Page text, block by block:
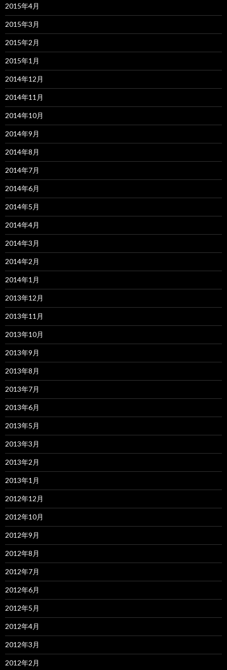
2015年4月
2015年3月
2015年2月
2015年1月
2014年12月
2014年11月
2014年10月
2014年9月
2014年8月
2014年7月
2014年6月
2014年5月
2014年4月
2014年3月
2014年2月
2014年1月
2013年12月
2013年11月
2013年10月
2013年9月
2013年8月
2013年7月
2013年6月
2013年5月
2013年3月
2013年2月
2013年1月
2012年12月
2012年10月
2012年9月
2012年8月
2012年7月
2012年6月
2012年5月
2012年4月
2012年3月
2012年2月